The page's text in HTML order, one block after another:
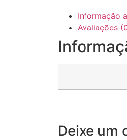
Informação
Avaliações
Deixe um